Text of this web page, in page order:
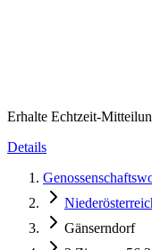
Erhalte Echtzeit-
Details
Gänserndorf